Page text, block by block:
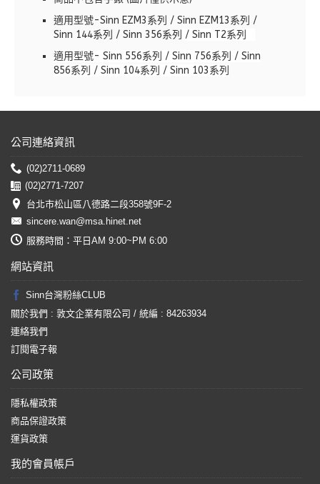
適用型號-Sinn EZM3系列 / Sinn EZM13系列 /
Sinn 144系列 / Sinn 356系列 / Sinn T2系列
適用型號- Sinn 556系列 / Sinn 756系列 / Sinn
856系列 / Sinn 104系列 / Sinn 103系列
公司連絡資訊
(02)2711-0689
(02)2771-7207
台北市松山區八德路二段358號9F-2
sincere.wan@msa.hinet.net
服務時間：平日AM 9:00~PM 6:00
網站資訊
Sinn台灣粉絲CLUB
關於我們 : 敦文企業有限公司 / 統編 : 84263934
連絡我們
訂閱電子報
公司政策
隱私權政策
商品保證政策
運貨政策
我的會員帳戶